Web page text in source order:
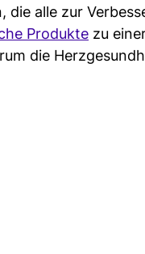
alle zur
Produkte zu
die